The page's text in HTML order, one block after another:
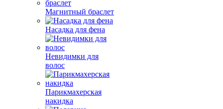
Магнитный браслет
Насадка для фена
Невидимки для
волос
Парикмахерская
накидка